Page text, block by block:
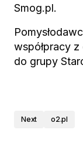
Smog.pl.
współpracy
do grupy
Next o2.pl